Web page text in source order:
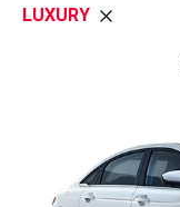
LUXURY